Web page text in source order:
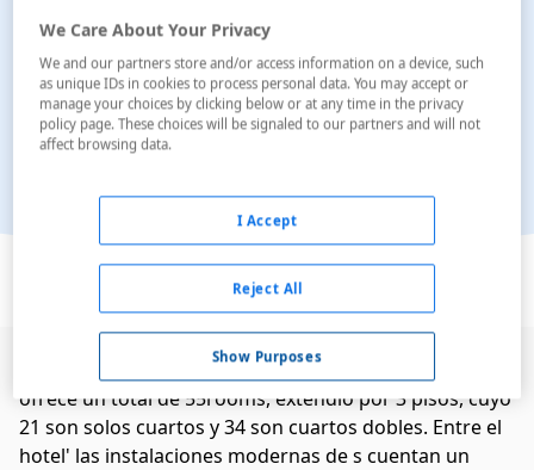
Ver en el mapa
Construido en 1934, este hotel fue renovado en 1996 y
ofrece un total de 55rooms, extendió por 3 pisos, cuyo
21 son solos cuartos y 34 son cuartos dobles. Entre el
hotel' las instalaciones modernas de s cuentan un
We Care About Your Privacy
We and our partners store and/or access information on a device, such
as unique IDs in cookies to process personal data. You may accept or
manage your choices by clicking below or at any time in the privacy
policy page. These choices will be signaled to our partners and will not
affect browsing data.
Show Purposes
Reject All
I Accept